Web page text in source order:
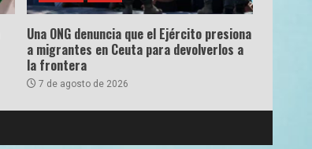
Una ONG denuncia que el Ejército presiona
a migrantes en Ceuta para devolverlos a
la frontera
7 de agosto de 2026